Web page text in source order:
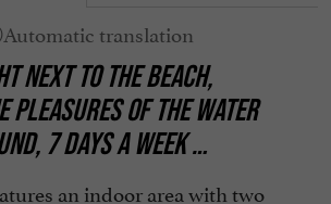
roomNEXT TO THE BEACH,
PLEASURES OF THE WATER
7 DAYS A WEEK…
an indoor area with two